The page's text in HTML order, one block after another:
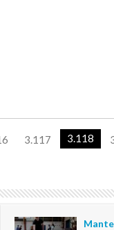
3.117 3.118